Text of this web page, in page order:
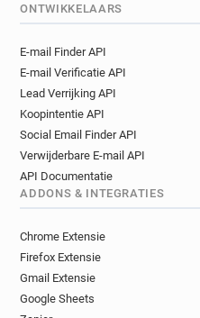
ONTWIKKELAARS
E-mail Finder API
E-mail Verificatie API
Lead Verrijking API
Koopintentie API
Social Email Finder API
Verwijderbare E-mail API
API Documentatie
ADDONS & INTEGRATIES
Chrome Extensie
Firefox Extensie
Gmail Extensie
Google Sheets